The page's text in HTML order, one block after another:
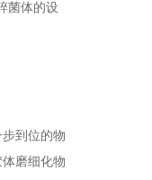
菌体的设
到位的物
磨细化物